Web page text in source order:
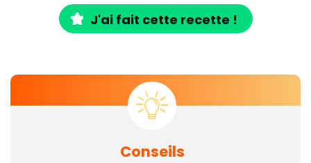
J'ai fait cette recette !
Conseils